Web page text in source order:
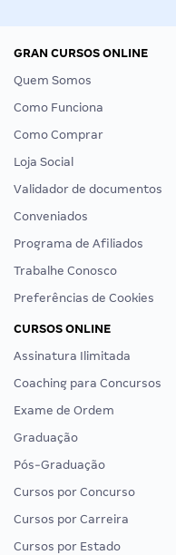
GRAN CURSOS ONLINE
Quem Somos
Como Funciona
Como Comprar
Loja Social
Validador de documentos
Conveniados
Programa de Afiliados
Trabalhe Conosco
Preferências de Cookies
CURSOS ONLINE
Assinatura Ilimitada
Coaching para Concursos
Exame de Ordem
Graduação
Pós-Graduação
Cursos por Concurso
Cursos por Carreira
Cursos por Estado